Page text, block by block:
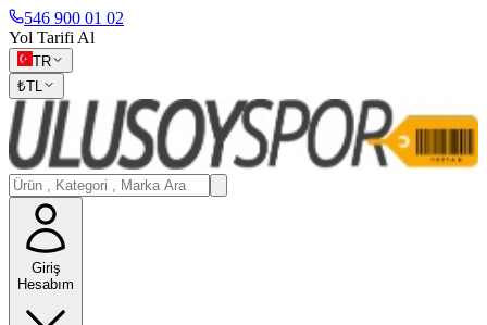
546 900 01 02
Yol Tarifi Al
TR
₺TL
Giriş
Hesabım